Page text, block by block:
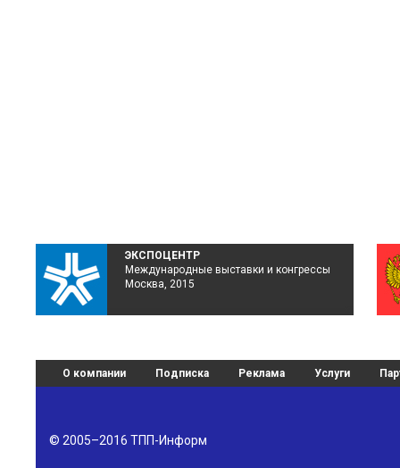
ЭКСПОЦЕНТР
Международные выставки и конгрессы
Москва, 2015
О компании Подписка Реклама Услуги
© 2005–2016 ТПП-Информ